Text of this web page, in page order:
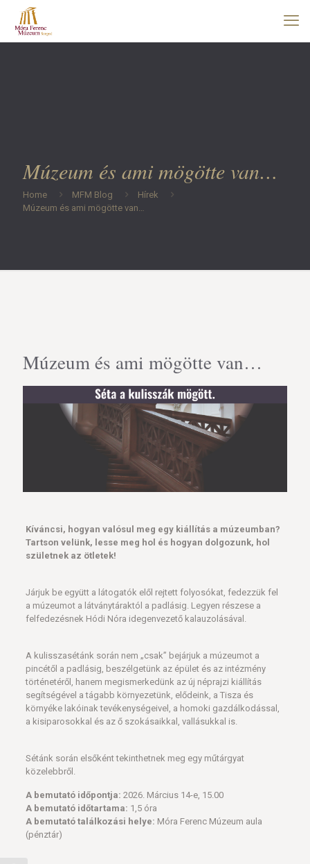
Múzeum és ami mögötte van…
Home MFM Blog
Hírek
Múzeum és ami mögötte van…
Múzeum és ami mögötte van…
Kíváncsi, hogyan valósul meg egy kiállítás a múzeumban?
Tartson velünk, lesse meg hol és hogyan dolgozunk, hol
születnek az ötletek!
Járjuk be együtt a látogatók elől rejtett folyosókat, fedezzük fel
a múzeumot a látványtáraktól a padlásig. Legyen részese a
felfedezésnek Hódi Nóra idegenvezető kalauzolásával.
A kulisszasétánk során nem „csak” bejárjuk a múzeumot a
pincétől a padlásig, beszélgetünk az épület és az intézmény
történetéről, hanem megismerkedünk az új néprajzi kiállítás
segítségével a tágabb környezetünk, elődeink, a Tisza és
környéke lakóinak tevékenységeivel, a homoki gazdálkodással,
a kisiparosokkal és az ő szokásaikkal, vallásukkal is.
Sétánk során elsőként tekinthetnek meg egy műtárgyat
közelebbről.
A bemutató időpontja: 2026. Március 14-e, 15.00
A bemutató időtartama: 1,5 óra
A bemutató találkozási helye: Móra Ferenc Múzeum aula
(pénztár)